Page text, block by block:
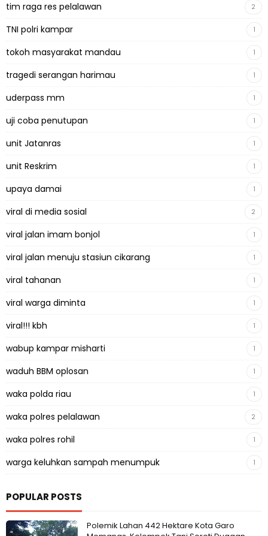
tim raga res pelalawan 2
TNI polri kampar 1
tokoh masyarakat mandau 1
tragedi serangan harimau 1
uderpass mm 1
uji coba penutupan 1
unit Jatanras 1
unit Reskrim 1
upaya damai 1
viral di media sosial 2
viral jalan imam bonjol 1
viral jalan menuju stasiun cikarang 1
viral tahanan 1
viral warga diminta 1
viral!!! kbh 1
wabup kampar misharti 1
waduh BBM oplosan 1
waka polda riau 1
waka polres pelalawan 2
waka polres rohil 1
warga keluhkan sampah menumpuk 1
POPULAR POSTS
Polemik Lahan 442 Hektare Kota Garo